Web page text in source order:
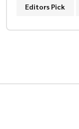
Editors Pick